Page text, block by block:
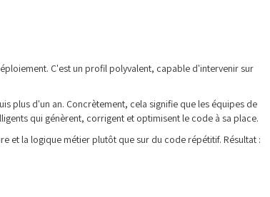
C'est un profil polyvalent, capable d'intervenir sur
plus d'un an. Concrètement, cela signifie que les équipes de
qui génèrent, corrigent et optimisent le code à sa place.
et la logique métier plutôt que sur du code répétitif. Résultat :